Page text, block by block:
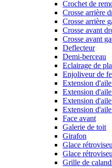
Crochet de
Crosse arrière
Crosse arrière
Crosse avant
Crosse avant
Deflecteur
Demi-berceau
Eclairage de
Enjoliveur de
Extension
Extension
Extension
Extension
Face avant
Galerie de toit
Girafon
Glace
Glace
Grille de